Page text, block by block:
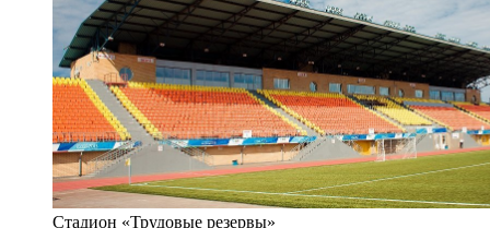
Стадион «Трудовые резервы»